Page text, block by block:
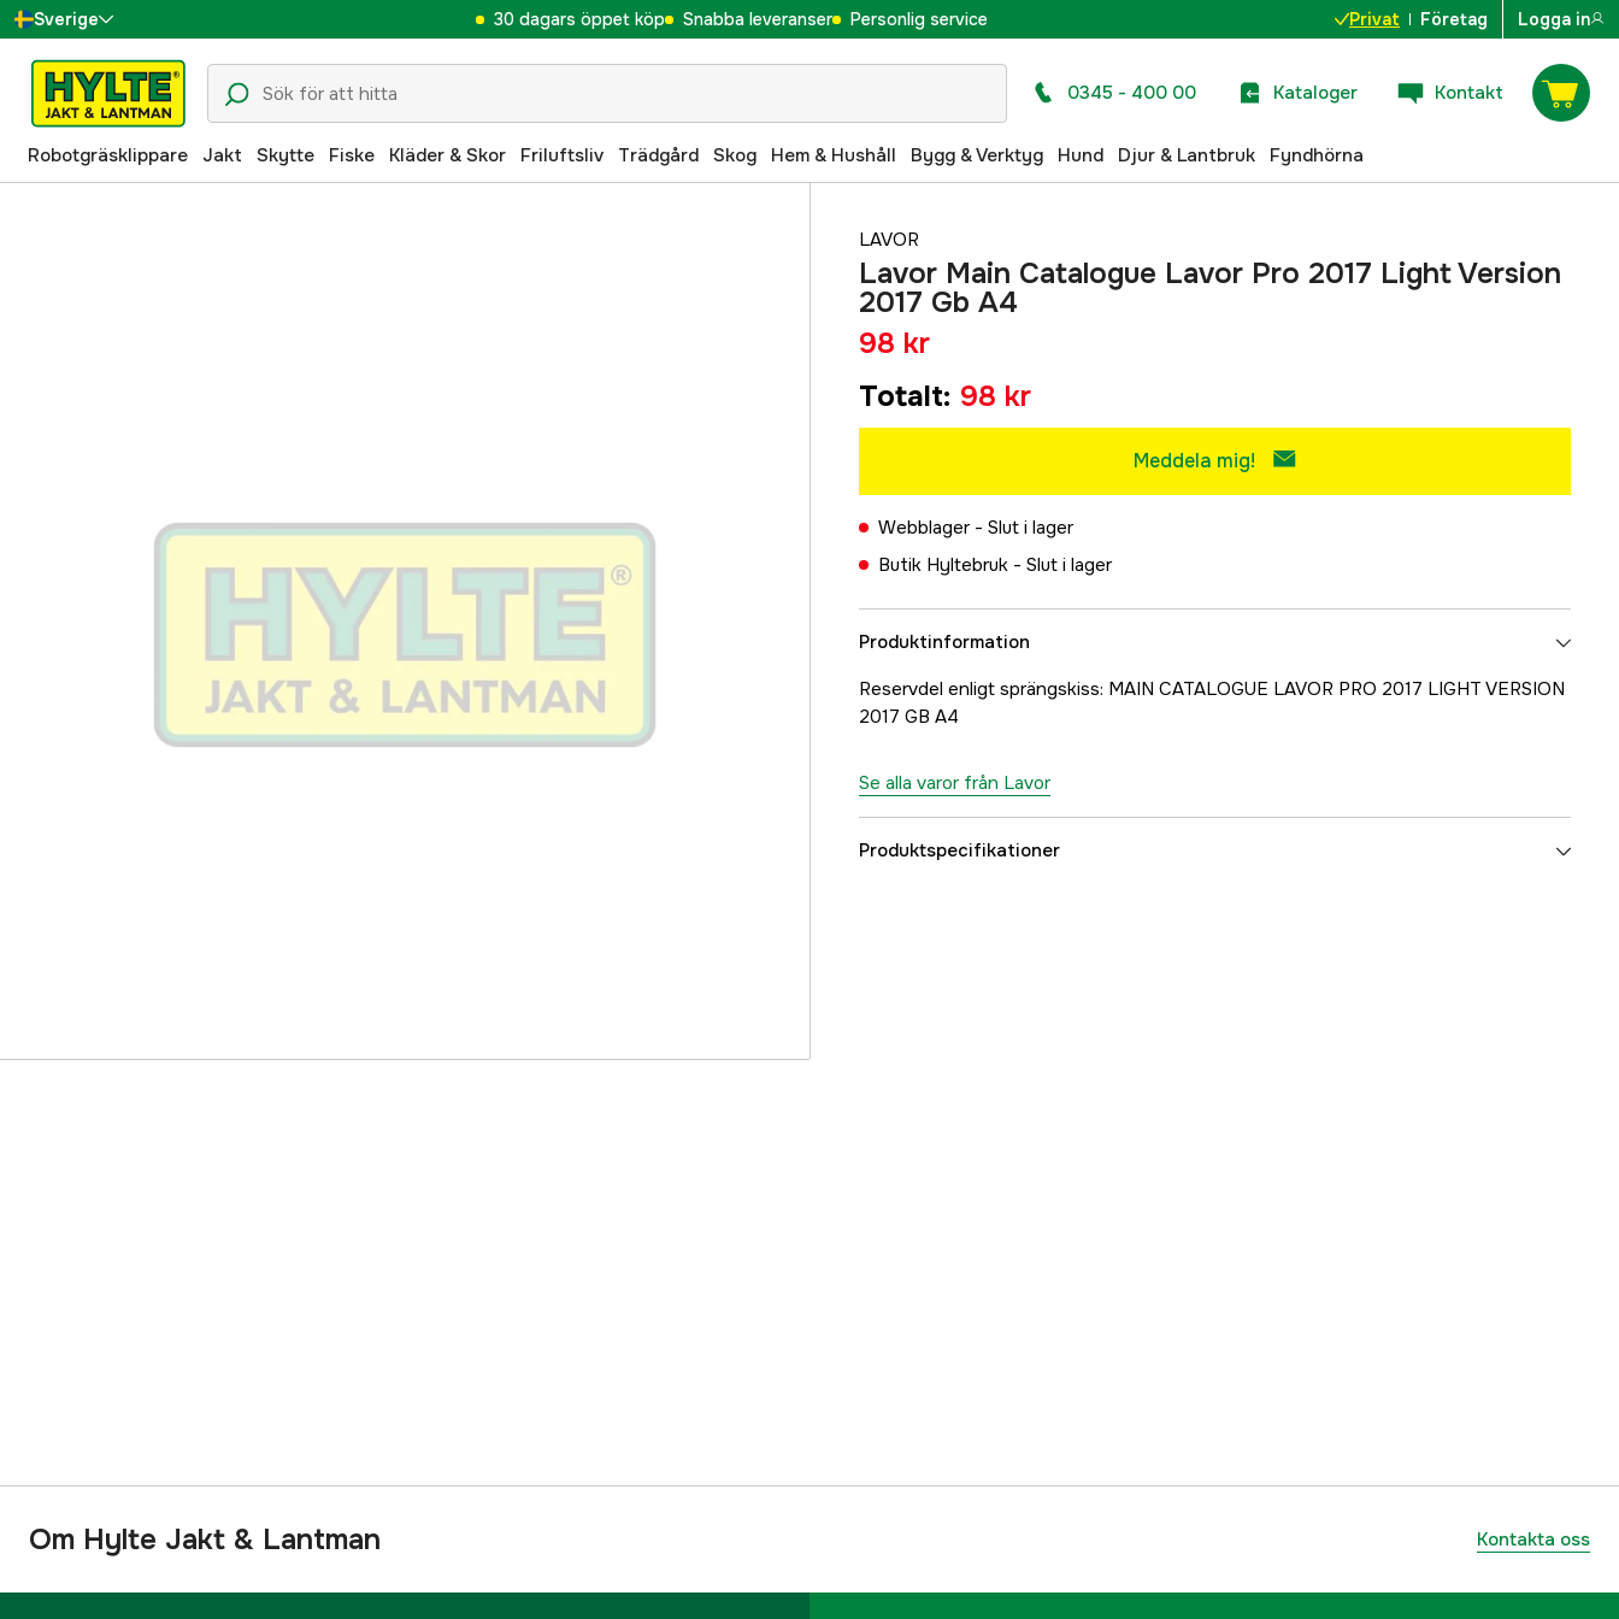
Sverige
Danmark
Suomi
Norge
30 dagars öppet köp Snabba leveranser Personlig service Privat Företag Logga in
0345 - 400 00 Kataloger Kontakt
Robotgräsklippare Jakt Skytte Fiske Kläder & Skor Friluftsliv Trädgård Skog Hem & Hushåll Bygg & Verktyg Hund Djur & Lantbruk Fyndhörna
LAVOR
Lavor Main Catalogue Lavor Pro 2017 Light Version
2017 Gb A4
98 kr
Totalt: 98 kr
Meddela mig!
Webblager - Slut i lager
Butik Hyltebruk - Slut i lager
Produktinformation
Reservdel enligt sprängskiss: MAIN CATALOGUE LAVOR PRO 2017 LIGHT VERSION
2017 GB A4
Se alla varor från Lavor
Produktspecifikationer
Om Hylte Jakt & Lantman Kontakta oss